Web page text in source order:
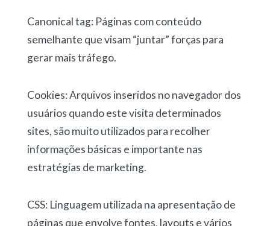
Canonical tag: Páginas com conteúdo
semelhante que visam “juntar” forças para
gerar mais tráfego.
Cookies: Arquivos inseridos no navegador dos
usuários quando este visita determinados
sites, são muito utilizados para recolher
informações básicas e importante nas
estratégias de marketing.
CSS: Linguagem utilizada na apresentação de
páginas que envolve fontes, layouts e vários